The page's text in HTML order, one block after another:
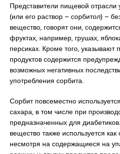
Представители пищевой отрасли
(или его раствор – сорбитол) –
вещество, говорят они,
фруктах, например, грушах,
персиках. Кроме того, указывают
продуктов содержится
возможных негативных
употребления сорбита.
Сорбит повсеместно
сахара, в том числе при
предназначенных для
вещество также используется
несмотря на содержащиеся на